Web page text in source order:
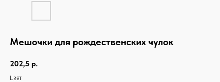
Мешочки для рождественских чулок
202,5 р.
Цвет